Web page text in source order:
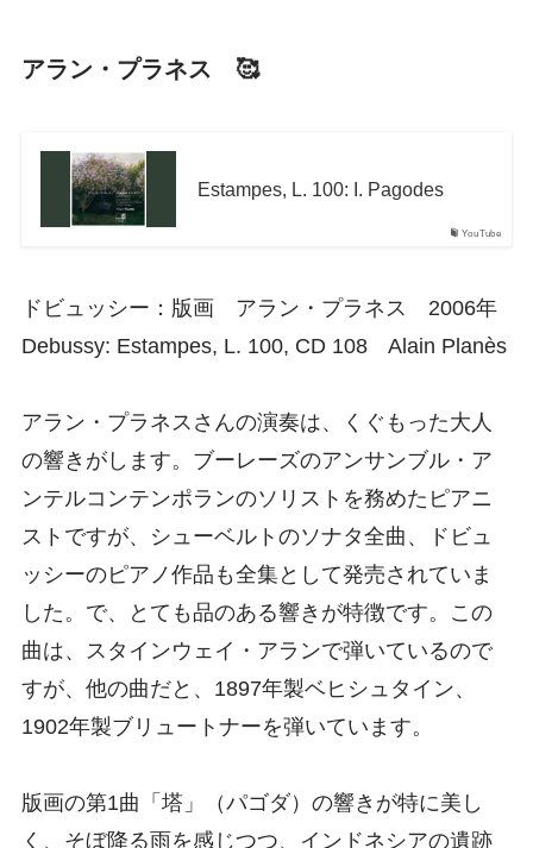
アラン・プラネス 🥰
YouTube
Estampes, L. 100: I. Pagodes
ドビュッシー：版画 アラン・プラネス 2006年
Debussy: Estampes, L. 100, CD 108 Alain Planès
アラン・プラネスさんの演奏は、くぐもった大人
の響きがします。ブーレーズのアンサンブル・ア
ンテルコンテンポランのソリストを務めたピアニ
ストですが、シューベルトのソナタ全曲、ドビュ
ッシーのピアノ作品も全集として発売されていま
した。で、とても品のある響きが特徴です。この
曲は、スタインウェイ・アランで弾いているので
すが、他の曲だと、1897年製ベヒシュタイン、
1902年製ブリュートナーを弾いています。
版画の第1曲「塔」（パゴダ）の響きが特に美し
く、そぼ降る雨を感じつつ、インドネシアの遺跡